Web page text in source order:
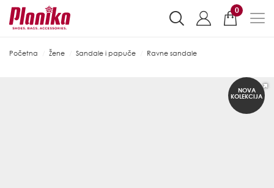
0
Početna Žene Sandale i papuče Ravne sandale
NOVA
KOLEKCIJA